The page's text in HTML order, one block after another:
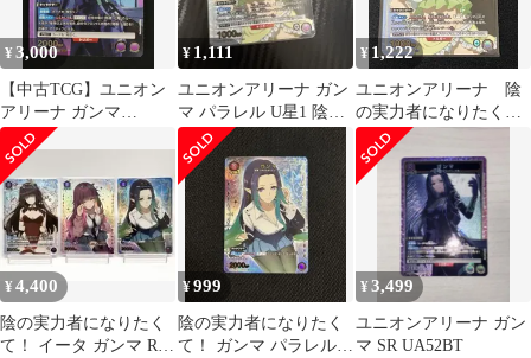
¥3,000
【中古TCG】ユニオン
アリーナ ガンマ
(UA52BT/KJN-1-064)
(SR) キズあり【50-61】
¥ 1,111
ユニオンアリーナ ガン
マ パラレル U星1 陰の
実力者になりたくて
¥ 1,222
ユニオンアリーナ 陰
の実力者になりたく
て！ ガンマ U パラレ
ル
¥4,400
陰の実力者になりたく
て！ イータ ガンマ R U
¥999
陰の実力者になりたく
て！ ガンマ パラレル
¥3,499
ユニオンアリーナ ガン
マ SR UA52BT